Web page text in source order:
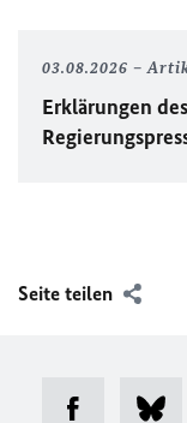
03.08.2026
Erklärungen
Seite teilen